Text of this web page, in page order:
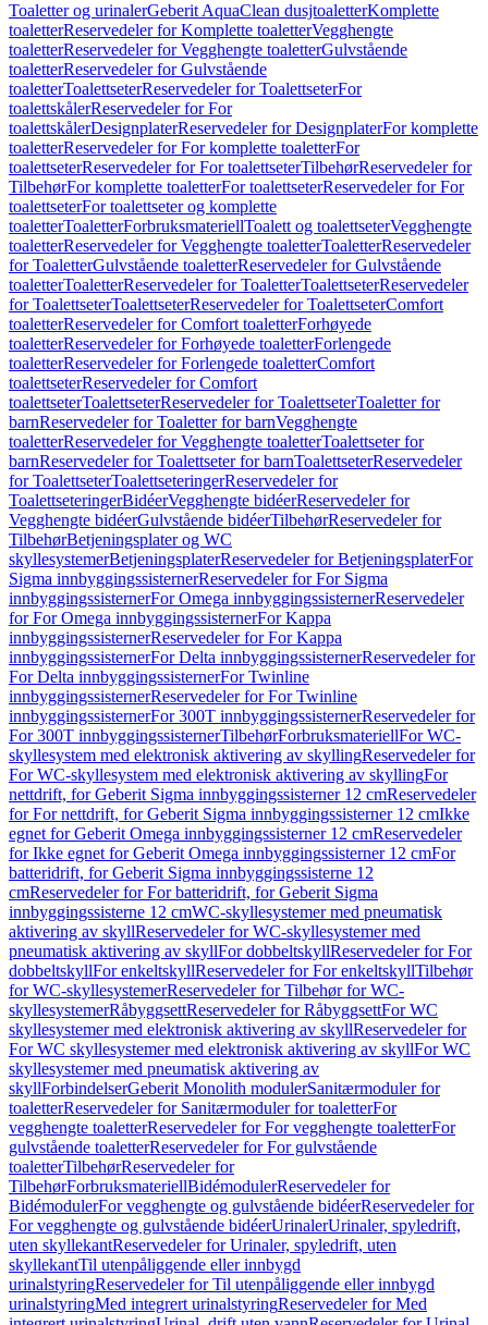
Toaletter og urinalerGeberit AquaClean dusjtoaletterKomplette
toaletterReservedeler for Komplette toaletterVegghengte
toaletterReservedeler for Vegghengte toaletterGulvstående
toaletterReservedeler for Gulvstående
toaletterToalettseterReservedeler for ToalettseterFor
toalettskålerReservedeler for For
toalettskålerDesignplaterReservedeler for DesignplaterFor komplette
toaletterReservedeler for For komplette toaletterFor
toalettseterReservedeler for For toalettseterTilbehørReservedeler for
TilbehørFor komplette toaletterFor toalettseterReservedeler for For
toalettseterFor toalettseter og komplette
toaletterToaletterForbruksmateriellToalett og toalettseterVegghengte
toaletterReservedeler for Vegghengte toaletterToaletterReservedeler
for ToaletterGulvstående toaletterReservedeler for Gulvstående
toaletterToaletterReservedeler for ToaletterToalettseterReservedeler
for ToalettseterToalettseterReservedeler for ToalettseterComfort
toaletterReservedeler for Comfort toaletterForhøyede
toaletterReservedeler for Forhøyede toaletterForlengede
toaletterReservedeler for Forlengede toaletterComfort
toalettseterReservedeler for Comfort
toalettseterToalettseterReservedeler for ToalettseterToaletter for
barnReservedeler for Toaletter for barnVegghengte
toaletterReservedeler for Vegghengte toaletterToalettseter for
barnReservedeler for Toalettseter for barnToalettseterReservedeler
for ToalettseterToalettseteringerReservedeler for
ToalettseteringerBidéerVegghengte bidéerReservedeler for
Vegghengte bidéerGulvstående bidéerTilbehørReservedeler for
TilbehørBetjeningsplater og WC
skyllesystemerBetjeningsplaterReservedeler for BetjeningsplaterFor
Sigma innbyggingssisternerReservedeler for For Sigma
innbyggingssisternerFor Omega innbyggingssisternerReservedeler
for For Omega innbyggingssisternerFor Kappa
innbyggingssisternerReservedeler for For Kappa
innbyggingssisternerFor Delta innbyggingssisternerReservedeler for
For Delta innbyggingssisternerFor Twinline
innbyggingssisternerReservedeler for For Twinline
innbyggingssisternerFor 300T innbyggingssisternerReservedeler for
For 300T innbyggingssisternerTilbehørForbruksmateriellFor WC-
skyllesystem med elektronisk aktivering av skyllingReservedeler for
For WC-skyllesystem med elektronisk aktivering av skyllingFor
nettdrift, for Geberit Sigma innbyggingssisterner 12 cmReservedeler
for For nettdrift, for Geberit Sigma innbyggingssisterner 12 cmIkke
egnet for Geberit Omega innbyggingssisterner 12 cmReservedeler
for Ikke egnet for Geberit Omega innbyggingssisterner 12 cmFor
batteridrift, for Geberit Sigma innbyggingssisterne 12
cmReservedeler for For batteridrift, for Geberit Sigma
innbyggingssisterne 12 cmWC-skyllesystemer med pneumatisk
aktivering av skyllReservedeler for WC-skyllesystemer med
pneumatisk aktivering av skyllFor dobbeltskyllReservedeler for For
dobbeltskyllFor enkeltskyllReservedeler for For enkeltskyllTilbehør
for WC-skyllesystemerReservedeler for Tilbehør for WC-
skyllesystemerRåbyggsettReservedeler for RåbyggsettFor WC
skyllesystemer med elektronisk aktivering av skyllReservedeler for
For WC skyllesystemer med elektronisk aktivering av skyllFor WC
skyllesystemer med pneumatisk aktivering av
skyllForbindelserGeberit Monolith modulerSanitærmoduler for
toaletterReservedeler for Sanitærmoduler for toaletterFor
vegghengte toaletterReservedeler for For vegghengte toaletterFor
gulvstående toaletterReservedeler for For gulvstående
toaletterTilbehørReservedeler for
TilbehørForbruksmateriellBidémodulerReservedeler for
BidémodulerFor vegghengte og gulvstående bidéerReservedeler for
For vegghengte og gulvstående bidéerUrinalerUrinaler, spyledrift,
uten skyllekantReservedeler for Urinaler, spyledrift, uten
skyllekantTil utenpåliggende eller innbygd
urinalstyringReservedeler for Til utenpåliggende eller innbygd
urinalstyringMed integrert urinalstyringReservedeler for Med